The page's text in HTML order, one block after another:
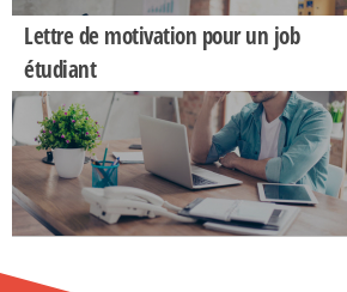
Lettre de motivation pour un job
étudiant